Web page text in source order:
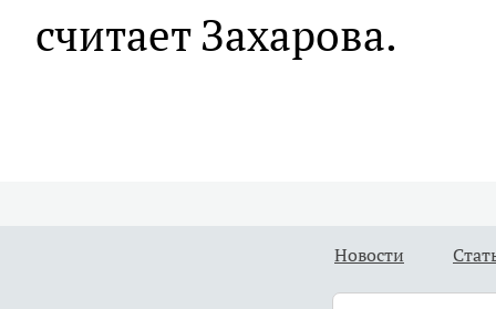
считает Захарова.
Новости